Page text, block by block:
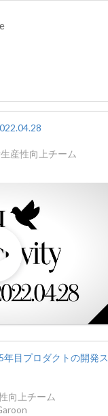
産性向上チーム
目プロダクトの開発ス
向上チーム